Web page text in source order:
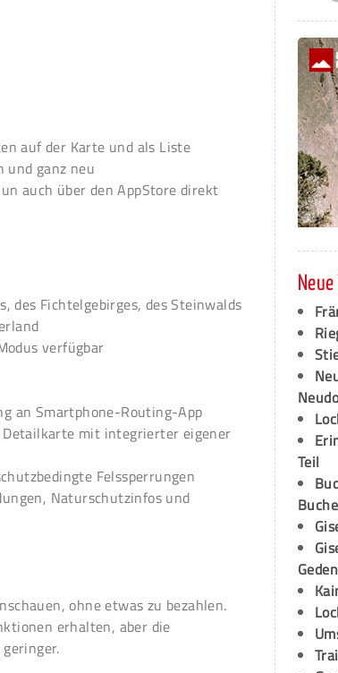
auf der Karte und als Liste
und ganz neu
auch über den AppStore direkt
des Fichtelgebirges, des Steinwalds
verfügbar
an Smartphone-Routing-App
Detailkarte mit integrierter eigener
Felssperrungen
Naturschutzinfos und
ohne etwas zu bezahlen.
erhalten, aber die
Teil